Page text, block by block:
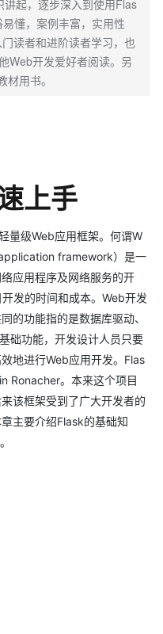
起，逐步深入到使用Flas
懂，案例丰富，实用性
读者和进阶读者学习，也
Web开发爱好者阅读。另
用书。
上手
级Web应用框架。何谓W
framework）是一
应用程序及网络服务的开
发的时间和成本。Web开发
的功能指的是数据库驱动、
础功能，开发设计人员只要
地进行Web应用开发。Flas
Ronacher。本来这个项目
该框架受到了广大开发者的
主要介绍Flask的基础知